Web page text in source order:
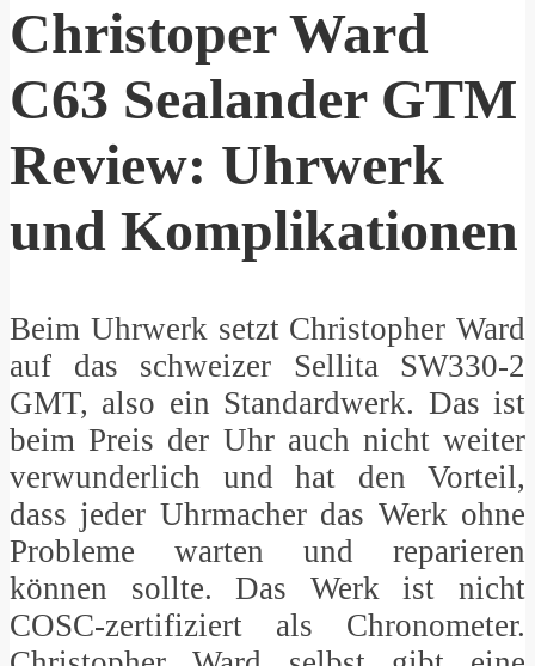
Christoper Ward
C63 Sealander GTM
Review: Uhrwerk
und Komplikationen
Beim Uhrwerk setzt Christopher Ward
auf das schweizer Sellita SW330-2
GMT, also ein Standardwerk. Das ist
beim Preis der Uhr auch nicht weiter
verwunderlich und hat den Vorteil,
dass jeder Uhrmacher das Werk ohne
Probleme warten und reparieren
können sollte. Das Werk ist nicht
COSC-zertifiziert als Chronometer.